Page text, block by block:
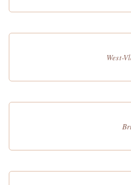
West-